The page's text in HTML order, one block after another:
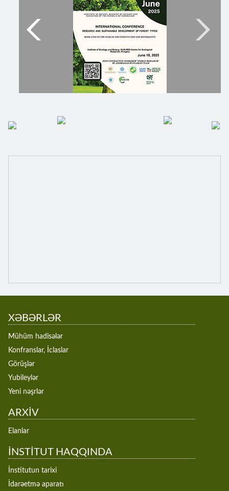
XƏBƏRLƏR
Mühüm hadisələr
Konfranslar, İclaslar
Görüşlər
Yubileylər
Yeni nəşrlər
ARXİV
Elanlar
İNSTİTUT HAQQINDA
İnstitutun tarixi
İdarəetmə aparatı